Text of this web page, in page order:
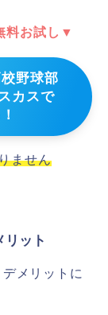
料お試し▼
野球部
カスで
ません
リット
メリットに